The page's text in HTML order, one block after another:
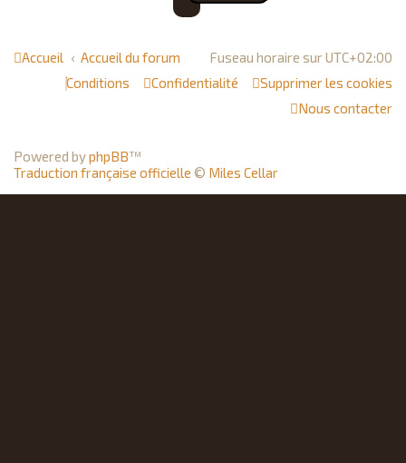
Accueil Accueil du forum Fuseau horaire surUTC+02:00
Supprimer les cookies
Confidentialité
Conditions
Nous contacter
Powered byphpBB™
Traduction française officielle © Miles Cellar